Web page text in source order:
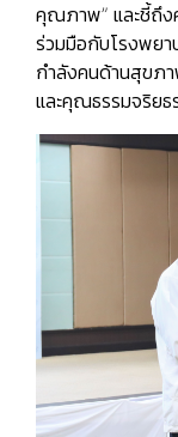
คุณภาพ” และชี้ถึง
ร่วมมือกับโรงพย
กำลังคนด้านสุขภ
และคุณธรรมจริยธ